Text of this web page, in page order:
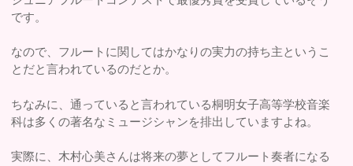
です。
なので、フルートに関してはかなりの実力の持ち主というこ
とだと言われているのだとか。
ちなみに、通っていると言われている桐明女子高等学校音楽
科は多くの著名なミュージシャンを排出していますよね。
実際に、木村心美さんは将来の夢としてフルート奏者になる